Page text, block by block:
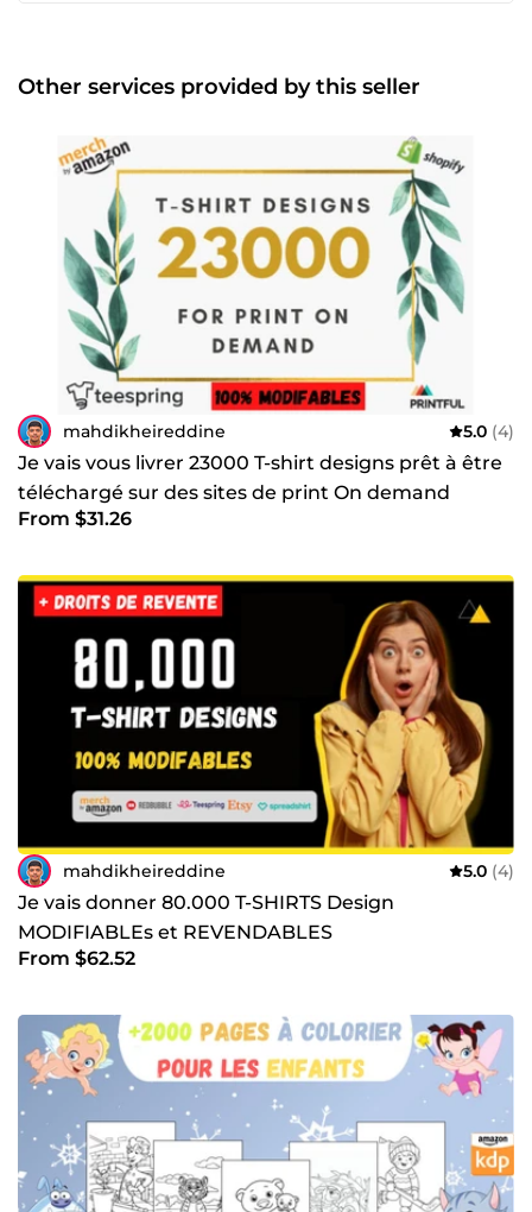
et ma règle d'or c'est que le client soit toujours satisfait !
Une question? Un service à me demander? n'hésiter pas à
chaque messages.
Other services provided by this seller
mahdikheireddine 5.0 (4)
Je vais vous livrer 23000 T-shirt designs prêt à être
téléchargé sur des sites de print On demand
From $31.26
mahdikheireddine 5.0 (4)
Je vais donner 80.000 T-SHIRTS Design
MODIFIABLEs et REVENDABLES
From $62.52